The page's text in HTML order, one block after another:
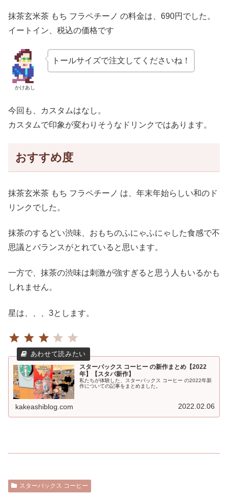
抹茶玄米茶 もち フラペチーノ の料金は、690円でした。
イートイン、税込の価格です
かけあし
トールサイズで注文してくださいね！
今回も、カスタムはなし。
カスタムで印象が変わりそうなドリンクではあります。
おすすめ度
抹茶玄米茶 もち フラペチーノ は、年末年始らしい和のド
リンクでした。
抹茶のするどい渋味、おもちのふにゃふにゃした食感で不
思議とバランスがとれていると思います。
一方で、抹茶の渋味は刺激が強すぎると思う人もいるかも
しれません。
星は、、、3とします。
スターバックス コーヒー の新作まとめ【2022
年】【スタバ新作】
私たちが体験した、スターバックス コーヒー の2022年新
作についての記事をまとめました。
kakeashiblog.com 2022.02.06
スターバックス コーヒー